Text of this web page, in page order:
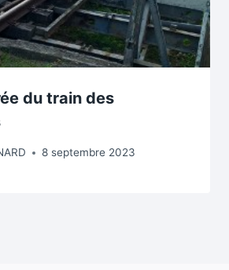
du train des
8 septembre 2023